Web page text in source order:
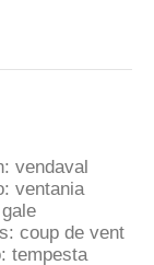
vendaval
ventania
gale
coup de vent
tempesta